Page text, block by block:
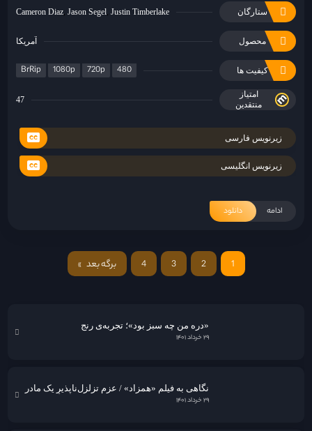
ستارگان Cameron Diaz Jason Segel Justin Timberlake
محصول آمریکا
کیفیت ها BrRip 1080p 720p 480
امتیاز
منتقدین
47
زیرنویس فارسی
زیرنویس انگلیسی
ادامه دانلود
1
2
3
4 برگه بعد » «فرزندان بشر»؛ گزارشی از آخرالزمان
«دره من چه سبز بود»؛ تجربه‌ی رنج
۲۹ خرداد ۱۴۰۱
نگاهی به فيلم «همزاد» / عزمِ تزلزل‌ناپذیرِ یک مادر
۲۹ خرداد ۱۴۰۱